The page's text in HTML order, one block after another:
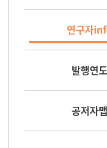
연구자
발행연도
공저자맵